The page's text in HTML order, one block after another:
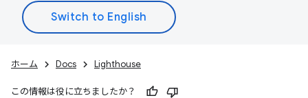
ホーム Docs Lighthouse
この情報は役に立ちましたか？